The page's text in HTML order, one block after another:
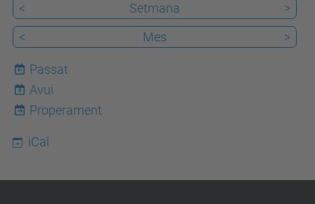
<
Setmana
>
<
Mes >
Passat
8
Avui
Properament
iCal